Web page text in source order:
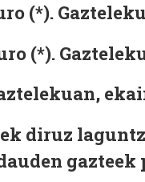
(*).
(*).
diruz
gazteek